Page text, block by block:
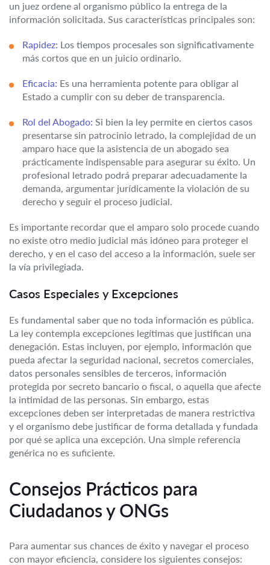
un juez ordene al organismo público la entrega de la
información solicitada. Sus características principales son:
Rapidez: Los tiempos procesales son significativamente
más cortos que en un juicio ordinario.
Eficacia: Es una herramienta potente para obligar al
Estado a cumplir con su deber de transparencia.
Rol del Abogado: Si bien la ley permite en ciertos casos
presentarse sin patrocinio letrado, la complejidad de un
amparo hace que la asistencia de un abogado sea
prácticamente indispensable para asegurar su éxito. Un
profesional letrado podrá preparar adecuadamente la
demanda, argumentar jurídicamente la violación de su
derecho y seguir el proceso judicial.
Es importante recordar que el amparo solo procede cuando
no existe otro medio judicial más idóneo para proteger el
derecho, y en el caso del acceso a la información, suele ser
la vía privilegiada.
Casos Especiales y Excepciones
Es fundamental saber que no toda información es pública.
La ley contempla excepciones legítimas que justifican una
denegación. Estas incluyen, por ejemplo, información que
pueda afectar la seguridad nacional, secretos comerciales,
datos personales sensibles de terceros, información
protegida por secreto bancario o fiscal, o aquella que afecte
la intimidad de las personas. Sin embargo, estas
excepciones deben ser interpretadas de manera restrictiva
y el organismo debe justificar de forma detallada y fundada
por qué se aplica una excepción. Una simple referencia
genérica no es suficiente.
Consejos Prácticos para
Ciudadanos y ONGs
Para aumentar sus chances de éxito y navegar el proceso
con mayor eficiencia, considere los siguientes consejos: